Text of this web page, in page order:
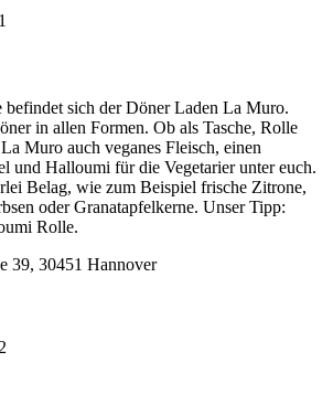
befindet sich der Döner Laden La Muro.
in allen Formen. Ob als Tasche, Rolle
Muro auch veganes Fleisch, einen
und Halloumi für die Vegetarier unter euch.
Belag, wie zum Beispiel frische Zitrone,
oder Granatapfelkerne. Unser Tipp:
Rolle.
39, 30451 Hannover